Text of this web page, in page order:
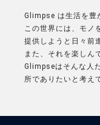
Glimpse は生活を豊
この世界には、モノ
提供しようと日々前
また、それを楽しん
Glimpseはそんな人
所でありたいと考え